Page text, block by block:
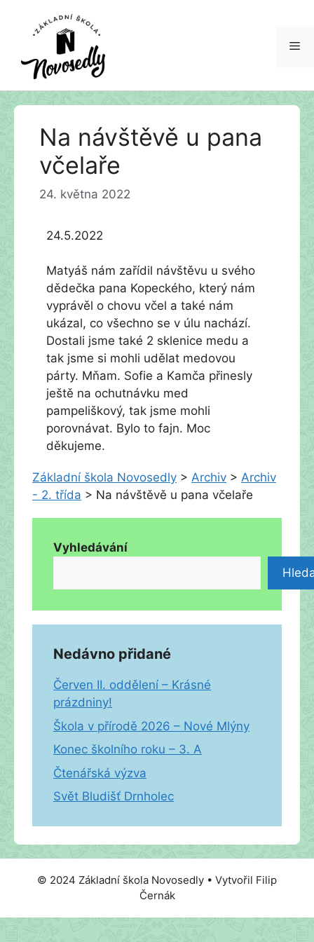
Přeskočit
Na návštěvě u pana
včelaře
24. května 2022
24.5.2022
Matyáš nám zařídil návštěvu u svého
dědečka pana Kopeckého, který nám
vyprávěl o chovu včel a také nám
ukázal, co všechno se v úlu nachází.
Dostali jsme také 2 sklenice medu a
tak jsme si mohli udělat medovou
párty. Mňam. Sofie a Kamča přinesly
ještě na ochutnávku med
pampeliškový, tak jsme mohli
porovnávat. Bylo to fajn. Moc
děkujeme.
Základní škola Novosedly > Archiv > Archiv
- 2. třída > Na návštěvě u pana včelaře
Vyhledávání
Nedávno přidané
Červen II. oddělení – Krásné
prázdniny!
Škola v přírodě 2026 – Nové Mlýny
Konec školního roku – 3. A
Čtenářská výzva
Svět Bludišť Drnholec
© 2024 Základní škola Novosedly • Vytvořil Filip
Černák